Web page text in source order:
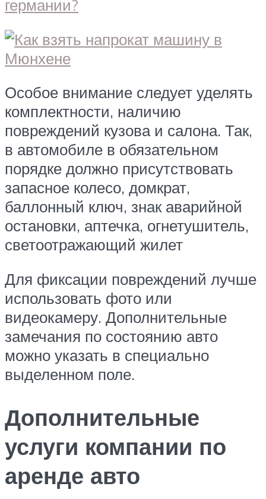
Особое внимание следует уделять
комплектности, наличию
повреждений кузова и салона. Так,
в автомобиле в обязательном
порядке должно присутствовать
запасное колесо, домкрат,
баллонный ключ, знак аварийной
остановки, аптечка, огнетушитель,
светоотражающий жилет
Для фиксации повреждений лучше
использовать фото или
видеокамеру. Дополнительные
замечания по состоянию авто
можно указать в специально
выделенном поле.
Дополнительные
услуги компании по
аренде авто